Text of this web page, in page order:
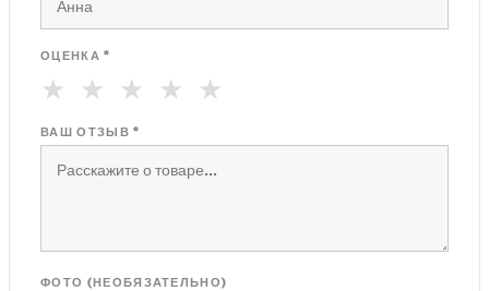
ОЦЕНКА *
★ ★ ★ ★ ★
ВАШ ОТЗЫВ *
ФОТО (НЕОБЯЗАТЕЛЬНО)